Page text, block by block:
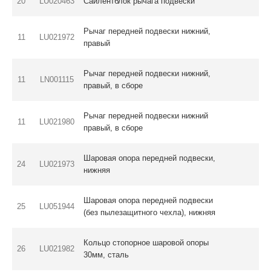
11 LU021972
Рычаг передней подвески нижний,
правый
11 LN001115
Рычаг передней подвески нижний,
правый, в сборе
11 LU021980
Рычаг передней подвески нижний
правый, в сборе
24 LU021973
Шаровая опора передней подвески,
нижняя
25 LU051944
Шаровая опора передней подвески
(без пылезащитного чехла), нижняя
26 LU021982
Кольцо стопорное шаровой опоры
30мм, сталь